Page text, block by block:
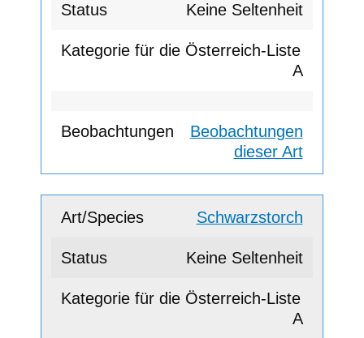
Keine Seltenheit
A
Beobachtungen
dieser Art
Schwarzstorch
Keine Seltenheit
A